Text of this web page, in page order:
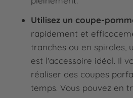
Utilisez un coupe-
rapidement et
tranches ou en spirales,
est l'accessoire idéal. Il
réaliser des coupes
temps. Vous pouvez en